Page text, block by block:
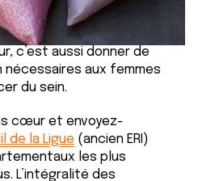
c’est aussi donner de
nécessaires aux femmes
du sein.
cœur et envoyez-
de la Ligue (ancien ERI)
les plus
L’intégralité des